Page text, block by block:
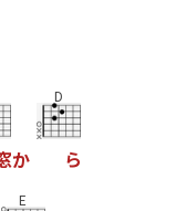
か
D
ら
E